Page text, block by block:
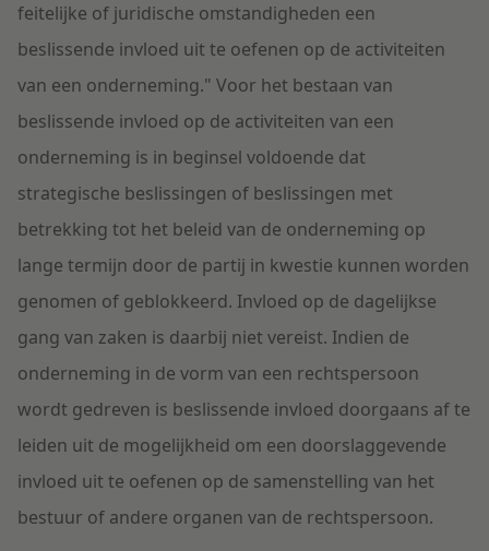
feitelijke of juridische omstandigheden een
beslissende invloed uit te oefenen op de activiteiten
van een onderneming." Voor het bestaan van
beslissende invloed op de activiteiten van een
onderneming is in beginsel voldoende dat
strategische beslissingen of beslissingen met
betrekking tot het beleid van de onderneming op
lange termijn door de partij in kwestie kunnen worden
genomen of geblokkeerd. Invloed op de dagelijkse
gang van zaken is daarbij niet vereist. Indien de
onderneming in de vorm van een rechtspersoon
wordt gedreven is beslissende invloed doorgaans af te
leiden uit de mogelijkheid om een doorslaggevende
invloed uit te oefenen op de samenstelling van het
bestuur of andere organen van de rechtspersoon.